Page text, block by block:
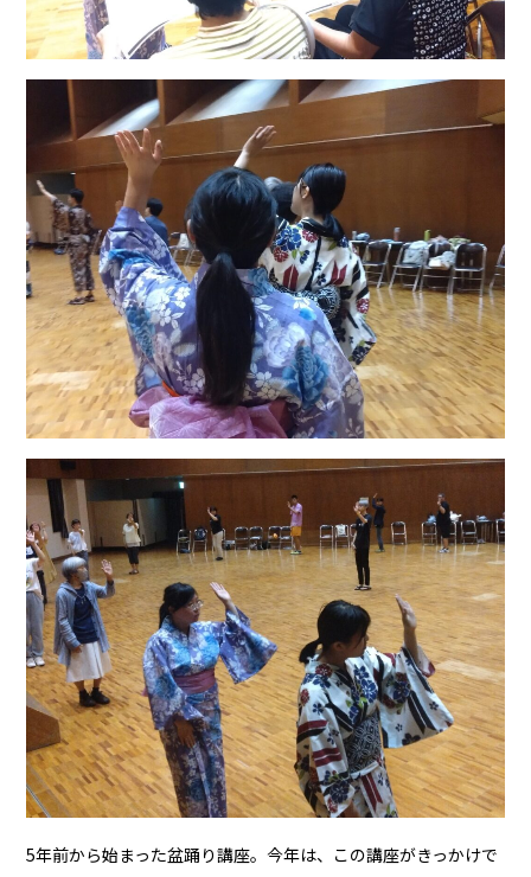
5年前から始まった盆踊り講座。今年は、この講座がきっかけで